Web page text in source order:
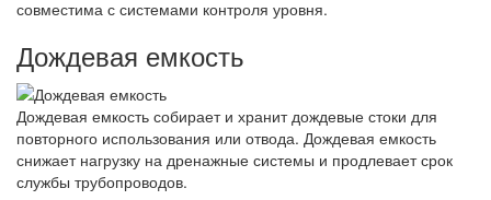
совместима с системами контроля уровня.
Дождевая емкость
Дождевая емкость собирает и хранит дождевые стоки для
повторного использования или отвода. Дождевая емкость
снижает нагрузку на дренажные системы и продлевает срок
службы трубопроводов.